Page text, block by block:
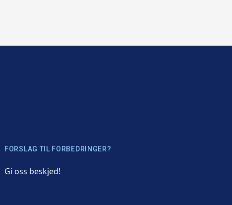
FORSLAG TIL FORBEDRINGER?
Gi oss beskjed!